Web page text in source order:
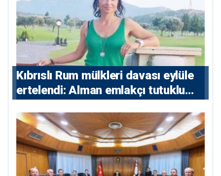
Kıbrıslı Rum mülkleri davası eylüle
ertelendi: Alman emlakçı tutuklu